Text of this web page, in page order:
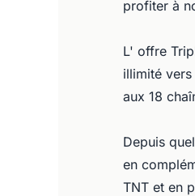
profiter à
L' offre
illimité
aux 18
Depuis
en
TNT et en